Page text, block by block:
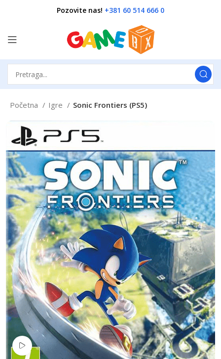
Pozovite nas! +381 60 514 666 0
Početna Igre Sonic Frontiers (PS5)
Pogledaj Video